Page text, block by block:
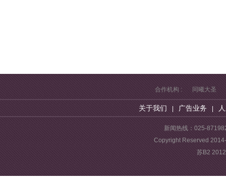
合作机构 : 同曦大圣
关于我们 广告业务
新闻热线：025-
Copyright Reserved
苏B2